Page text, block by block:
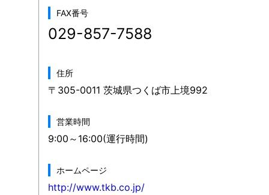
FAX番号
029-857-7588
住所
〒305-0011 茨城県つくば市上境992
営業時間
9:00～16:00(運行時間)
ホームページ
http://www.tkb.co.jp/